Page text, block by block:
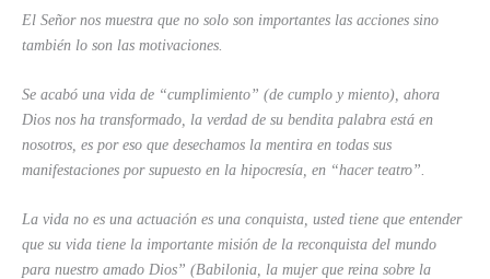
El Señor nos muestra que no solo son importantes las acciones sino
también lo son las motivaciones.
Se acabó una vida de “cumplimiento” (de cumplo y miento), ahora
Dios nos ha transformado, la verdad de su bendita palabra está en
nosotros, es por eso que desechamos la mentira en todas sus
manifestaciones por supuesto en la hipocresía, en “hacer teatro”.
La vida no es una actuación es una conquista, usted tiene que entender
que su vida tiene la importante misión de la reconquista del mundo
para nuestro amado Dios” (Babilonia, la mujer que reina sobre la